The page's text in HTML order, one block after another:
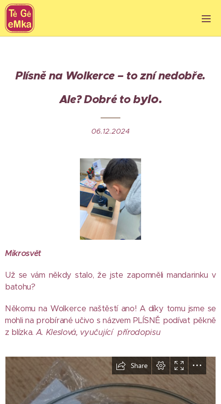
Plísně na Wolkerce – to zní nedobře.
Ale? Dobré to bylo.
06.12.2024
Mikrosvět
Už se vám někdy stalo, že jste zapomněli mandarinku v
batohu?
Někomu na Wolkerce naštěstí ano! A díky tomu jsme se
mohli na probírané učivo s názvem PLÍSNĚ podívat pěkně
z blízka. A. Kleslová, vyučující přírodopisu